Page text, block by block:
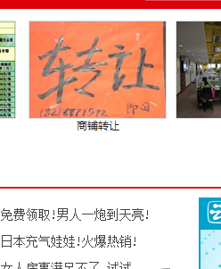
官网